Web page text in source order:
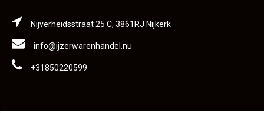
Nijverheidsstraat 25 C, 3861RJ Nijkerk
info@ijzerwarenhandel.nu
+31850220599